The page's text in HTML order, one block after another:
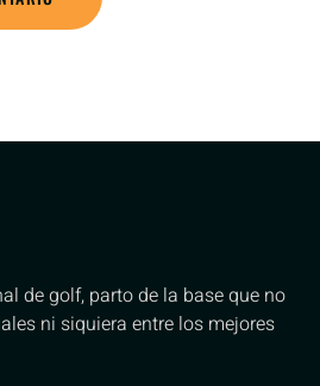
de golf, parto de la base que no
ni siquiera entre los mejores